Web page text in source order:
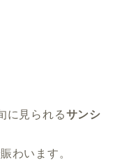
に見られるサンシ
わいます。